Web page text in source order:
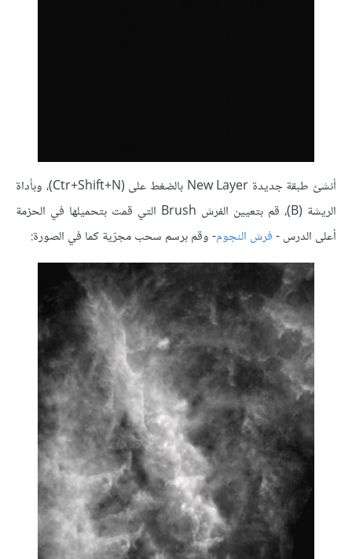
أنشئ طبقة جديدة New Layer بالضغط على (Ctr+Shift+N)، وبأداة
الريشة (B)، قم بتعيين الفرش Brush التي قمت بتحميلها في الحزمة
أعلى الدرس -فرش النجوم- وقم برسم سحب مجرّية كما في الصورة: